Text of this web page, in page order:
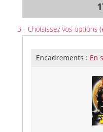
3 - Choisissez vos options
Encadrements : En